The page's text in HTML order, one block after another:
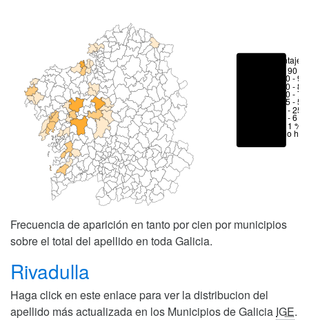
Porcentajes
> 90 %
80 -
70 -
50 -
25 -
6 - 25
1 - 6 %
< 1 %
No hay
Frecuencia de aparición en tanto por cien por municipios
sobre el total del apellido en toda Galicia.
Rivadulla
Haga click en este enlace para ver la distribucion del
apellido más actualizada en los Municipios de Galicia IGE.